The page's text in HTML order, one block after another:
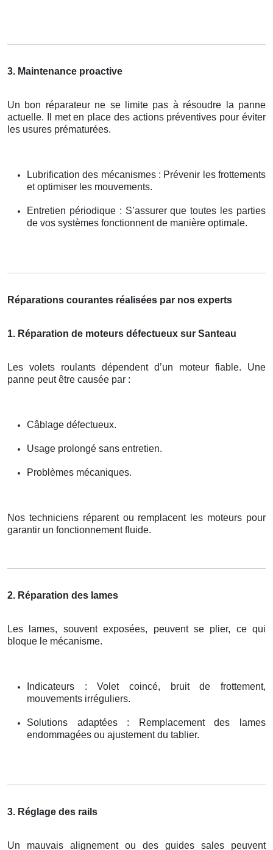
3. Maintenance proactive
Un bon réparateur ne se limite pas à résoudre la panne
actuelle. Il met en place des actions préventives pour éviter
les usures prématurées.
Lubrification des mécanismes : Prévenir les frottements
et optimiser les mouvements.
Entretien périodique : S’assurer que toutes les parties
de vos systèmes fonctionnent de manière optimale.
Réparations courantes réalisées par nos experts
1. Réparation de moteurs défectueux sur Santeau
Les volets roulants dépendent d’un moteur fiable. Une
panne peut être causée par :
Câblage défectueux.
Usage prolongé sans entretien.
Problèmes mécaniques.
Nos techniciens réparent ou remplacent les moteurs pour
garantir un fonctionnement fluide.
2. Réparation des lames
Les lames, souvent exposées, peuvent se plier, ce qui
bloque le mécanisme.
Indicateurs : Volet coincé, bruit de frottement,
mouvements irréguliers.
Solutions adaptées : Remplacement des lames
endommagées ou ajustement du tablier.
3. Réglage des rails
Un mauvais alignement ou des guides sales peuvent